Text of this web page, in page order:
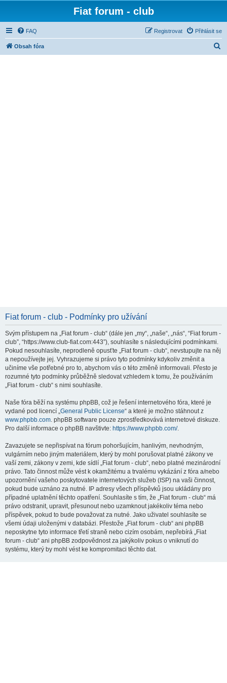
Fiat forum - club
FAQ Přihlásit se
Registrovat
Obsah fóra
Fiat forum - club - Podmínky pro užívání
Svým přístupem na „Fiat forum - club“ (dále jen „my“, „naše“, „nás“, “Fiat forum -
club”, “https://www.club-fiat.com:443”), souhlasíte s následujícími podmínkami.
Pokud nesouhlasíte, neprodleně opusťte „Fiat forum - club“, nevstupujte na něj
a nepoužívejte jej. Vyhrazujeme si právo tyto podmínky kdykoliv změnit a
učiníme vše potřebné pro to, abychom vás o této změně informovali. Přesto je
rozumné tyto podmínky průběžně sledovat vzhledem k tomu, že používáním
„Fiat forum - club“ s nimi souhlasíte.
Naše fóra běží na systému phpBB, což je řešení internetového fóra, které je
vydané pod licencí „General Public License“ a které je možno stáhnout z
www.phpbb.com. phpBB software pouze zprostředkovává internetové diskuze.
Pro další informace o phpBB navštivte: https://www.phpbb.com/.
Zavazujete se nepřispívat na fórum pohoršujícím, hanlivým, nevhodným,
vulgárním nebo jiným materiálem, který by mohl porušovat platné zákony ve
vaší zemi, zákony v zemi, kde sídlí „Fiat forum - club“, nebo platné mezinárodní
právo. Tato činnost může vést k okamžitému a trvalému vykázání z fóra a/nebo
upozornění vašeho poskytovatele internetových služeb (ISP) na vaši činnost,
pokud bude uznáno za nutné. IP adresy všech příspěvků jsou ukládány pro
případné uplatnění těchto opatření. Souhlasíte s tím, že „Fiat forum - club“ má
právo odstranit, upravit, přesunout nebo uzamknout jakékoliv téma nebo
příspěvek, pokud to bude považovat za nutné. Jako uživatel souhlasíte se
všemi údaji uloženými v databázi. Přestože „Fiat forum - club“ ani phpBB
neposkytne tyto informace třetí straně nebo cizím osobám, nepřebírá „Fiat
forum - club“ ani phpBB zodpovědnost za jakýkoliv pokus o vniknutí do
systému, který by mohl vést ke kompromitaci těchto dat.